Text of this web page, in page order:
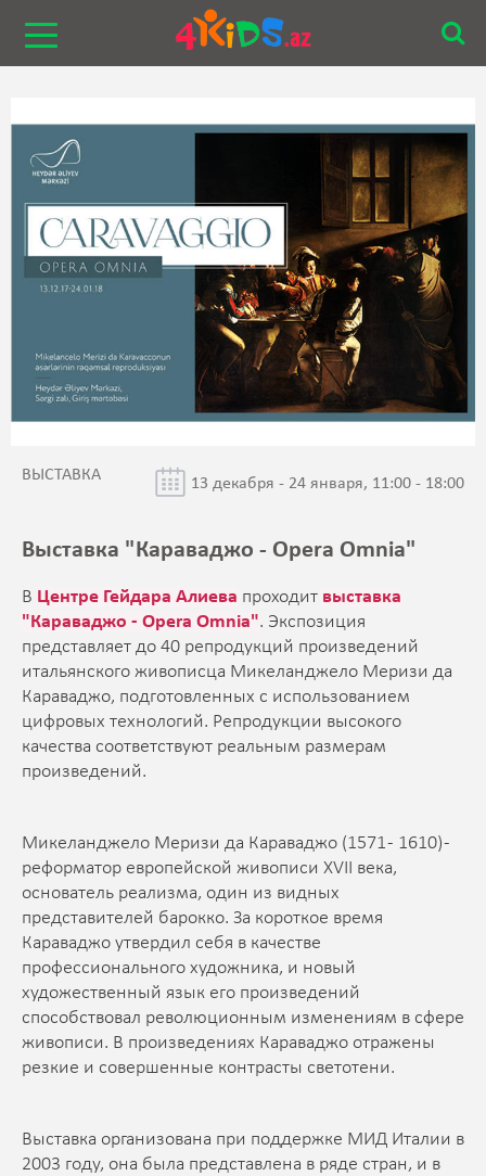
ВЫСТАВКА 13 декабря - 24 января, 11:00 - 18:00
Выставка "Караваджо - Opera Omnia"
В Центре Гейдара Алиева проходит выставка
"Караваджо - Opera Omnia". Экспозиция
представляет до 40 репродукций произведений
итальянского живописца Микеланджело Меризи да
Караваджо, подготовленных с использованием
цифровых технологий. Репродукции высокого
качества соответствуют реальным размерам
произведений.
Микеланджело Меризи да Караваджо (1571 - 1610) -
реформатор европейской живописи XVII века,
основатель реализма, один из видных
представителей барокко. За короткое время
Караваджо утвердил себя в качестве
профессионального художника, и новый
художественный язык его произведений
способствовал революционным изменениям в сфере
живописи. В произведениях Караваджо отражены
резкие и совершенные контрасты светотени.
Выставка организована при поддержке МИД Италии в
2003 году, она была представлена в ряде стран, и в